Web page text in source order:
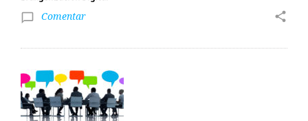
chat_bubble_outline Comentar share